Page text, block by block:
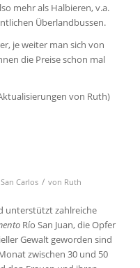
mehr als Halbieren, v.a.
Überlandbussen.
je weiter man sich von
die Preise schon mal
von Ruth)
San Carlos / von Ruth
unterstützt zahlreiche
Río San Juan, die Opfer
Gewalt geworden sind
zwischen 30 und 50